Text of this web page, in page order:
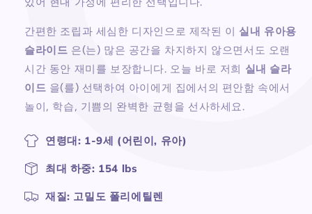
간편한 조립과 세심한 디자인으로 제작된 이 실내 유아용
슬라이드 은(는) 많은 공간을 차지하지 않으면서도 오랜
시간 동안 재미를 보장합니다. 오늘 바로 저희 실내 슬라
이드 을(를) 선택하여 아이에게 집에서의 편안함 속에서
놀이, 학습, 기쁨의 완벽한 균형을 선사하세요.
연령대: 1-9세 (어린이, 유아)
최대 하중: 154 lbs
재질: 고밀도 폴리에틸렌